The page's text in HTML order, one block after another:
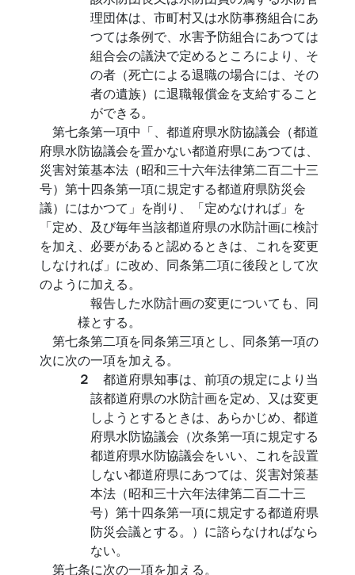
理団体は、市町村又は水防事務組合にあ
つては条例で、水害予防組合にあつては
組合会の議決で定めるところにより、そ
の者（死亡による退職の場合には、その
者の遺族）に退職報償金を支給すること
ができる。
第七条第一項中「、都道府県水防協議会（都道
府県水防協議会を置かない都道府県にあつては、
災害対策基本法（昭和三十六年法律第二百二十三
号）第十四条第一項に規定する都道府県防災会
議）にはかつて」を削り、「定めなければ」を
「定め、及び毎年当該都道府県の水防計画に検討
を加え、必要があると認めるときは、これを変更
しなければ」に改め、同条第二項に後段として次
のように加える。
報告した水防計画の変更についても、同
様とする。
第七条第二項を同条第三項とし、同条第一項の
次に次の一項を加える。
２ 都道府県知事は、前項の規定により当
該都道府県の水防計画を定め、又は変更
しようとするときは、あらかじめ、都道
府県水防協議会（次条第一項に規定する
都道府県水防協議会をいい、これを設置
しない都道府県にあつては、災害対策基
本法（昭和三十六年法律第二百二十三
号）第十四条第一項に規定する都道府県
防災会議とする。）に諮らなければなら
ない。
第七条に次の一項を加える。